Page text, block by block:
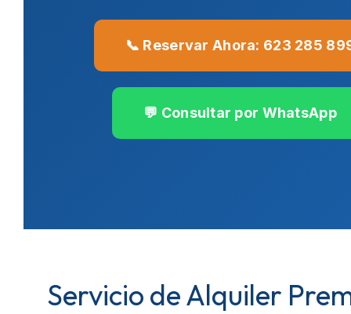
📞 Reservar Ahora: 623 285
💬 Consultar por WhatsApp
Servicio de Alquiler